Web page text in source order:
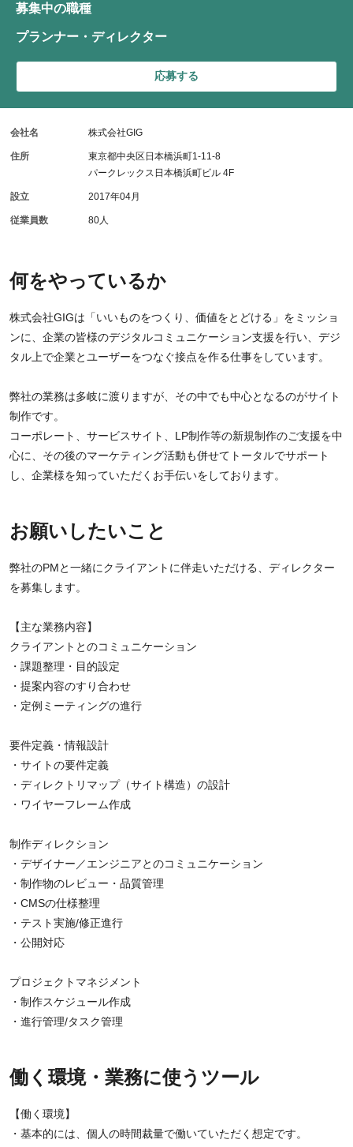
何をやっているか
株式会社GIGは「いいものをつくり、価値をとどける」をミッショ
ンに、企業の皆様のデジタルコミュニケーション支援を行い、デジ
タル上で企業とユーザーをつなぐ接点を作る仕事をしています。
弊社の業務は多岐に渡りますが、その中でも中心となるのがサイト
制作です。
コーポレート、サービスサイト、LP制作等の新規制作のご支援を中
心に、その後のマーケティング活動も併せてトータルでサポート
し、企業様を知っていただくお手伝いをしております。
お願いしたいこと
弊社のPMと一緒にクライアントに伴走いただける、ディレクター
を募集します。
【主な業務内容】
クライアントとのコミュニケーション
・課題整理・目的設定
・提案内容のすり合わせ
・定例ミーティングの進行
要件定義・情報設計
・サイトの要件定義
・ディレクトリマップ（サイト構造）の設計
・ワイヤーフレーム作成
制作ディレクション
・デザイナー／エンジニアとのコミュニケーション
・制作物のレビュー・品質管理
・CMSの仕様整理
・テスト実施/修正進行
・公開対応
プロジェクトマネジメント
・制作スケジュール作成
・進行管理/タスク管理
働く環境・業務に使うツール
【働く環境】
・基本的には、個人の時間裁量で働いていただく想定です。
募集中の職種
プランナー・ディレクター
応募する
会社名 株式会社GIG
住所
東京都中央区日本橋浜町1-11-8
パークレックス日本橋浜町ビル 4F
設立 2017年04月
従業員数 80人